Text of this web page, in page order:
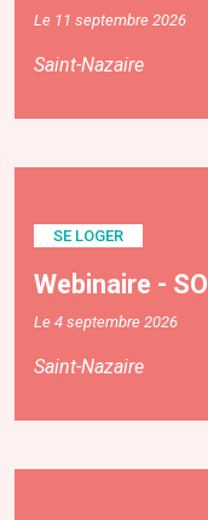
Le 11 septembre 2026
Saint-Nazaire
SE LOGER
Webinaire -
Le 4 septembre 2026
Saint-Nazaire